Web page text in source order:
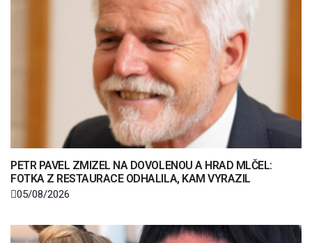
PETR PAVEL ZMIZEL NA DOVOLENOU A HRAD MLČEL:
FOTKA Z RESTAURACE ODHALILA, KAM VYRAZIL
05/08/2026